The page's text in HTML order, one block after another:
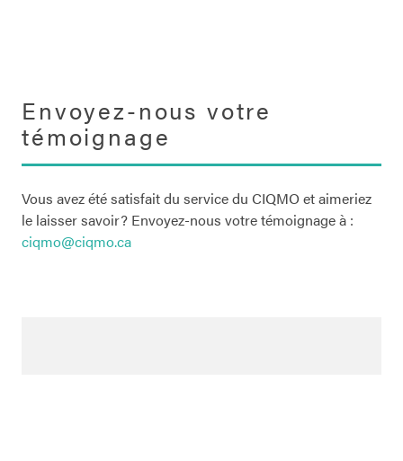
Envoyez-nous votre
témoignage
Vous avez été satisfait du service du CIQMO et aimeriez
le laisser savoir? Envoyez-nous votre témoignage à :
ciqmo@ciqmo.ca